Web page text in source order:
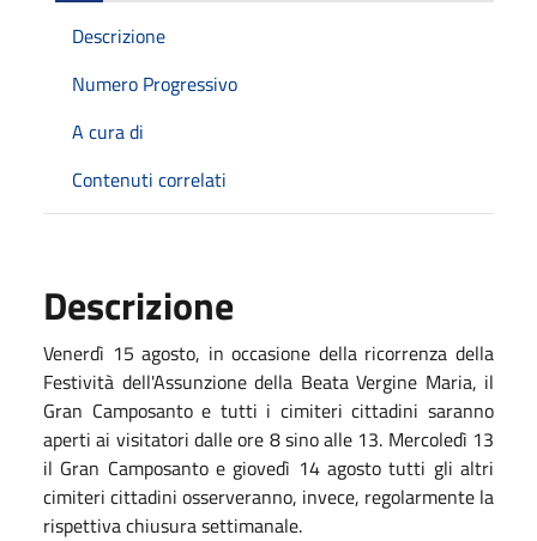
Descrizione
Numero Progressivo
A cura di
Contenuti correlati
Descrizione
Venerdì 15 agosto, in occasione della ricorrenza della
Festività dell'Assunzione della Beata Vergine Maria, il
Gran Camposanto e tutti i cimiteri cittadini saranno
aperti ai visitatori dalle ore 8 sino alle 13. Mercoledì 13
il Gran Camposanto e giovedì 14 agosto tutti gli altri
cimiteri cittadini osserveranno, invece, regolarmente la
rispettiva chiusura settimanale.